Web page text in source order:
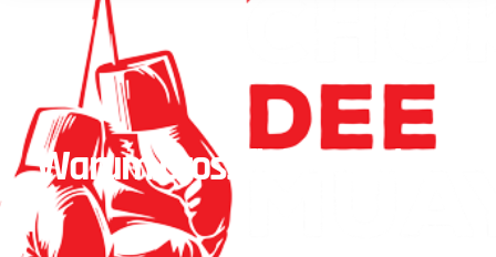
Warum Crossfit in Meyriez ?